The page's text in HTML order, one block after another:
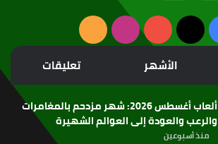
فيسبوك
‫X
‫YouTubeانستقرامملخص
الموقع
RSS
الأشهر تعليقات
ألعاب أغسطس 2026: شهر مزدحم بالمغامرات
والرعب والعودة إلى العوالم الشهيرة
منذ أسبوعين